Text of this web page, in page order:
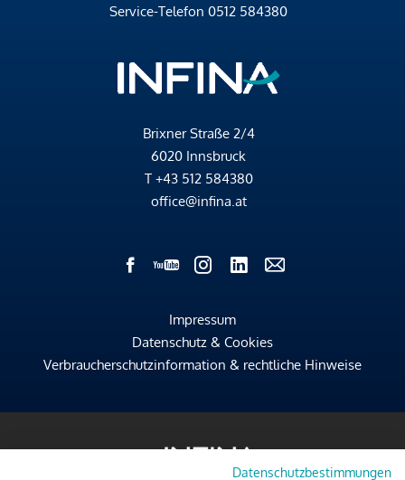
Service-Telefon 0512 584380
Brixner Straße 2/4
6020 Innsbruck
T +43 512 584380
office@infina.at
Impressum
Datenschutz & Cookies
Verbraucherschutzinformation & rechtliche Hinweise
Datenschutzbestimmungen